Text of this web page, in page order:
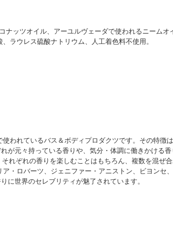
ッツオイル、アーユルヴェーダで使われるニームオ
ラウレス硫酸ナトリウム、人工着色料不使用。
われているバス＆ボディプロダクツです。その特徴
元々持っている香りや、気分・体調に働きかける香
れぞれの香りを楽しむことはもちろん、複数を混ぜ
・ロバーツ、ジェニファー・アニストン、ビヨンセ
に世界のセレブリティが魅了されています。